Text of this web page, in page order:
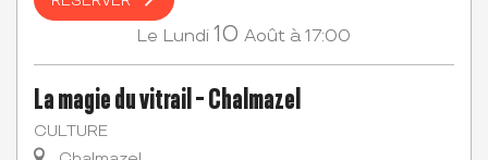
Le Lundi 10 Août à 17:00
La magie du vitrail - Chalmazel
CULTURE